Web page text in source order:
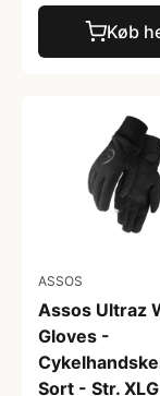
Køb
ASSOS
Assos Ultraz
Gloves -
Sort - Str. XLG